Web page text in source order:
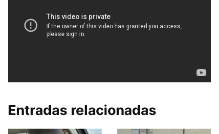
Entradas relacionadas